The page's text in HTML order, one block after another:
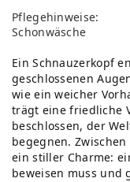
lis
te
Pflegehinweise:
Schonwäsche
Ein Schnauzerkopf
geschlossenen
wie ein weicher
trägt eine friedliche
beschlossen, der
begegnen.
ein stiller Charme:
beweisen muss und